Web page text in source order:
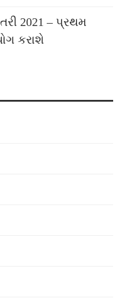
2021 – પ્રથમ
કરાશે